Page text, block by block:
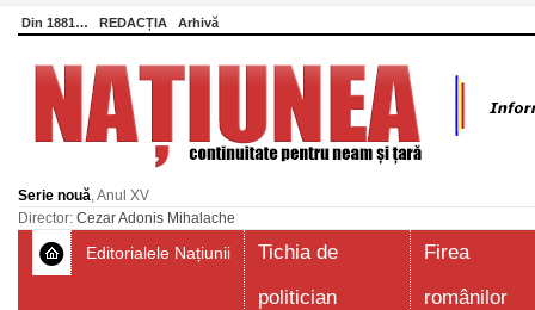
Din 1881… REDACȚIA Arhivă
Serie nouă, Anul XV
Director: Cezar Adonis Mihalache
Editorialele Națiunii
Tichia de
politician
Firea
românilor